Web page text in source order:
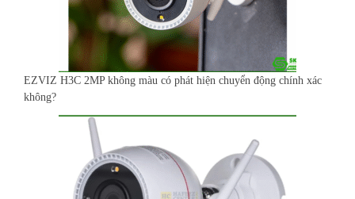
EZVIZ H3C 2MP không màu có phát hiện chuyển động chính xác
không?